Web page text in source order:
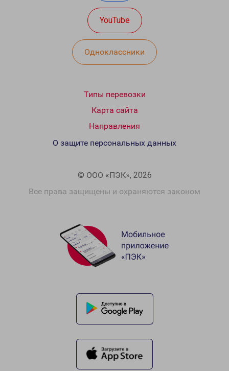
YouTube
Одноклассники
Типы перевозки
Карта сайта
Направления
© ООО «ПЭК», 2026
Все права защищены и охраняются законом
О защите персональных данных